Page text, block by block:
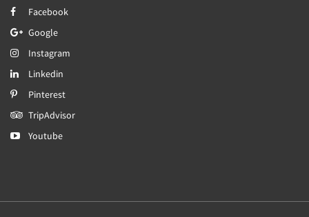
Facebook
Google
Instagram
Linkedin
Pinterest
TripAdvisor
Youtube